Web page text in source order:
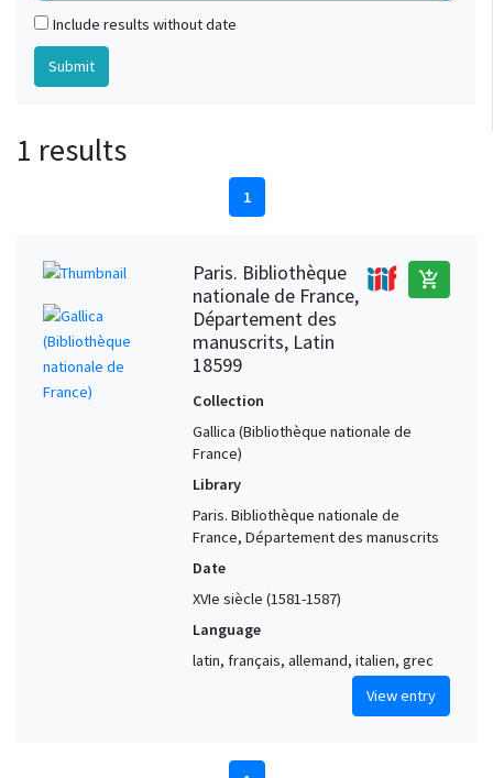
Include results without date
1 results
1
Paris. Bibliothèque
nationale de France,
Département des
manuscrits, Latin
18599
add_shopping_cart
Collection
Gallica (Bibliothèque nationale de
France)
Library
Paris. Bibliothèque nationale de
France, Département des manuscrits
Date
XVIe siècle (1581-1587)
Language
latin, français, allemand, italien, grec
View entry